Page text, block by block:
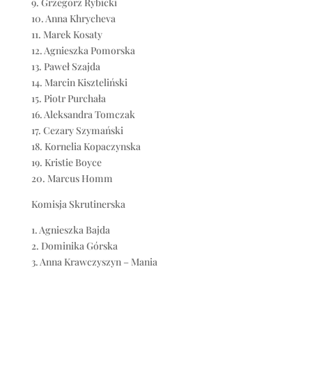
9. Grzegorz Rybicki
10. Anna Khrycheva
11. Marek Kosaty
12. Agnieszka Pomorska
13. Paweł Szajda
14. Marcin Kiszteliński
15. Piotr Purchała
16. Aleksandra Tomczak
17. Cezary Szymański
18. Kornelia Kopaczynska
19. Kristie Boyce
20. Marcus Homm
Komisja Skrutinerska
1. Agnieszka Bajda
2. Dominika Górska
3. Anna Krawczyszyn – Mania